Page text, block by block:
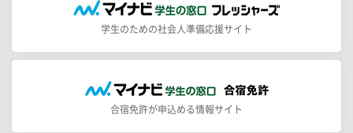
学生のための社会人準備応援サイト
合宿免許が申込める情報サイト